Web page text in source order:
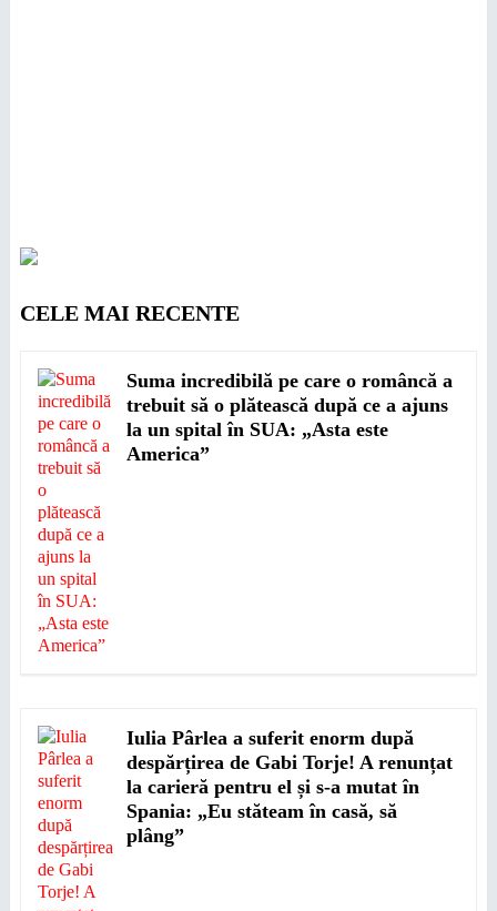
CELE MAI RECENTE
Suma incredibilă pe care o româncă a
trebuit să o plătească după ce a ajuns
la un spital în SUA: „Asta este
America”
Iulia Pârlea a suferit enorm după
despărțirea de Gabi Torje! A renunțat
la carieră pentru el și s-a mutat în
Spania: „Eu stăteam în casă, să
plâng”